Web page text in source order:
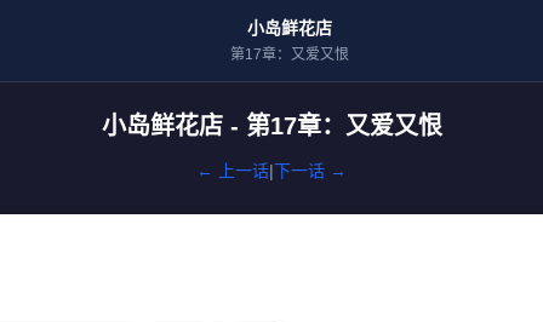
小岛鲜花店
第17章：又爱又恨
小岛鲜花店 - 第17章：又爱又恨
← 上一话|下一话 →